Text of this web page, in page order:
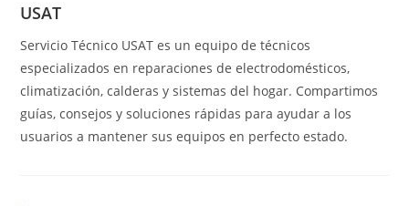
USAT
Servicio Técnico USAT es un equipo de técnicos
especializados en reparaciones de electrodomésticos,
climatización, calderas y sistemas del hogar. Compartimos
guías, consejos y soluciones rápidas para ayudar a los
usuarios a mantener sus equipos en perfecto estado.